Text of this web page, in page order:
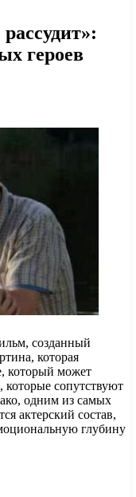
героев
созданный
которая
который может
которые сопутствуют
одним из самых
актерский состав,
глубину